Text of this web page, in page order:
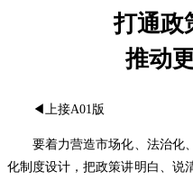
打通政
推动
◀上接A01版
要着力营造市场化、法治化、
化制度设计，把政策讲明白、说